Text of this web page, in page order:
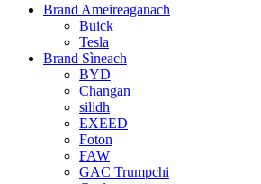
Brand Ameireaganach
Buick
Tesla
Brand Sìneach
BYD
Changan
silidh
EXEED
Foton
FAW
GAC Trumpchi